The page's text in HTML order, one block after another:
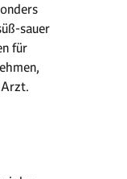
sauer
für